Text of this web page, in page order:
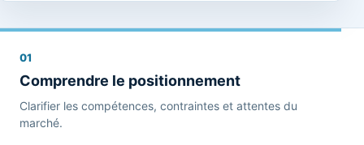
01
Comprendre le positionnement
Clarifier les compétences, contraintes et attentes du
marché.